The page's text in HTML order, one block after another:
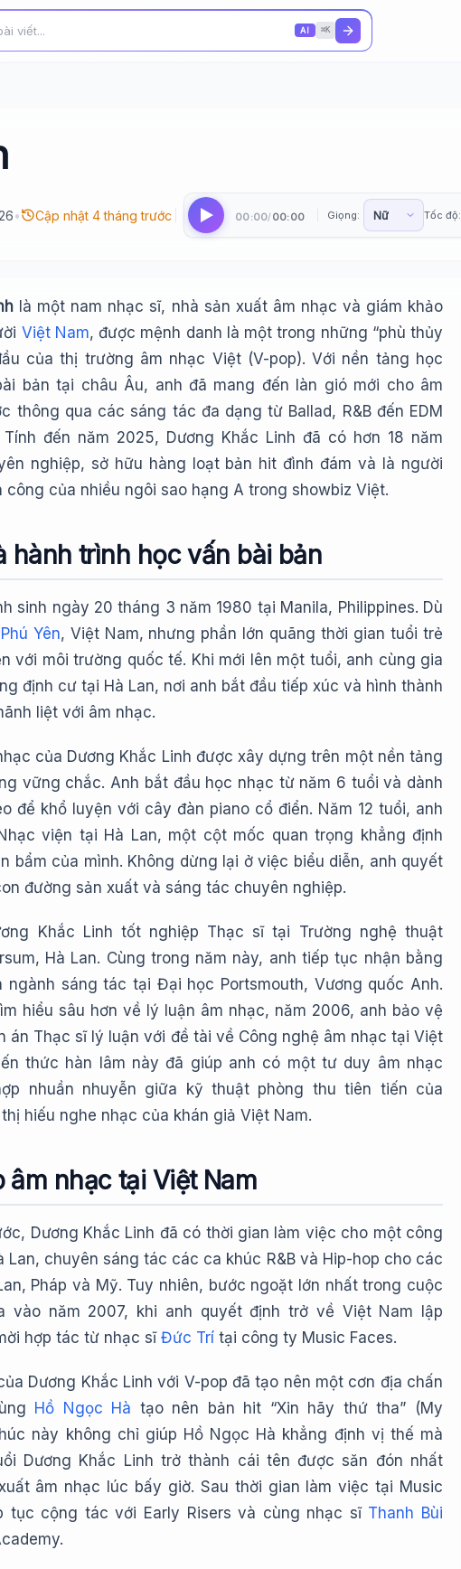
AI ⌘K
• Cập nhật 4 tháng trước 00:00/ 00:00 Giọng: Tốc độ:
là một nam nhạc sĩ, nhà sản xuất âm nhạc và giám khảo
Việt Nam, được mệnh danh là một trong những “phù thủy
của thị trường âm nhạc Việt (V-pop). Với nền tảng học
bản tại châu Âu, anh đã mang đến làn gió mới cho âm
thông qua các sáng tác đa dạng từ Ballad, R&B đến EDM
Tính đến năm 2025, Dương Khắc Linh đã có hơn 18 năm
nghiệp, sở hữu hàng loạt bản hit đình đám và là người
công của nhiều ngôi sao hạng A trong showbiz Việt.
hành trình học vấn bài bản
sinh ngày 20 tháng 3 năm 1980 tại Manila, Philippines. Dù
Phú Yên, Việt Nam, nhưng phần lớn quãng thời gian tuổi trẻ
với môi trường quốc tế. Khi mới lên một tuổi, anh cùng gia
định cư tại Hà Lan, nơi anh bắt đầu tiếp xúc và hình thành
liệt với âm nhạc.
của Dương Khắc Linh được xây dựng trên một nền tảng
vững chắc. Anh bắt đầu học nhạc từ năm 6 tuổi và dành
để khổ luyện với cây đàn piano cổ điển. Năm 12 tuổi, anh
viện tại Hà Lan, một cột mốc quan trọng khẳng định
bẩm của mình. Không dừng lại ở việc biểu diễn, anh quyết
đường sản xuất và sáng tác chuyên nghiệp.
Khắc Linh tốt nghiệp Thạc sĩ tại Trường nghệ thuật
Hà Lan. Cùng trong năm này, anh tiếp tục nhận bằng
ngành sáng tác tại Đại học Portsmouth, Vương quốc Anh.
hiểu sâu hơn về lý luận âm nhạc, năm 2006, anh bảo vệ
án Thạc sĩ lý luận với đề tài về Công nghệ âm nhạc tại Việt
thức hàn lâm này đã giúp anh có một tư duy âm nhạc
nhuần nhuyễn giữa kỹ thuật phòng thu tiên tiến của
hiếu nghe nhạc của khán giả Việt Nam.
âm nhạc tại Việt Nam
Dương Khắc Linh đã có thời gian làm việc cho một công
Lan, chuyên sáng tác các ca khúc R&B và Hip-hop cho các
Pháp và Mỹ. Tuy nhiên, bước ngoặt lớn nhất trong cuộc
vào năm 2007, khi anh quyết định trở về Việt Nam lập
hợp tác từ nhạc sĩ Đức Trí tại công ty Music Faces.
Dương Khắc Linh với V-pop đã tạo nên một cơn địa chấn
Hồ Ngọc Hà tạo nên bản hit “Xin hãy thứ tha” (My
này không chỉ giúp Hồ Ngọc Hà khẳng định vị thế mà
Dương Khắc Linh trở thành cái tên được săn đón nhất
âm nhạc lúc bấy giờ. Sau thời gian làm việc tại Music
tục cộng tác với Early Risers và cùng nhạc sĩ Thanh Bùi